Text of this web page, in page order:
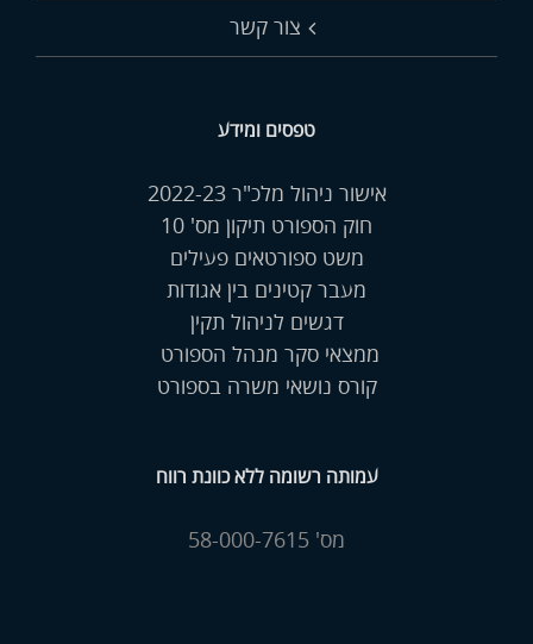
צור קשר
טפסים ומידע
אישור ניהול מלכ"ר 2022-23
חוק הספורט תיקון מס' 10
משט ספורטאים פעילים
מעבר קטינים בין אגודות
דגשים לניהול תקין
ממצאי סקר מנהל הספורט
קורס נושאי משרה בספורט
עמותה רשומה ללא כוונת רווח
מס' 58-000-7615